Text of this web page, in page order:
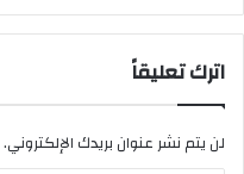
اترك تعليقاً
لن يتم نشر عنوان بريدك الإلكتروني.